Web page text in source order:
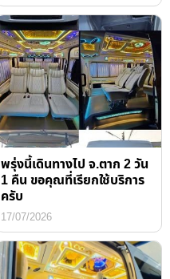
พรุ่งนี้เดินทางไป จ.ตาก 2 วัน
1 คืน ขอคุณที่เรียกใช้บริการ
ครับ
17/07/2026